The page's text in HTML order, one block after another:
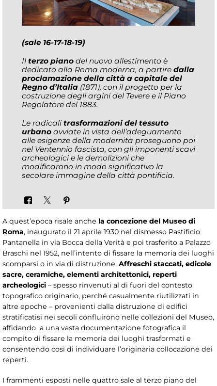
(sale 16-17-18-19)
Il terzo piano del nuovo allestimento è
dedicato alla Roma moderna, a partire dalla
proclamazione della città a capitale del
Regno d’Italia (1871), con il progetto per la
costruzione degli argini del Tevere e il Piano
Regolatore del 1883.
Le radicali trasformazioni del tessuto
urbano avviate in vista dell’adeguamento
alle esigenze della modernità proseguono poi
nel Ventennio fascista, con gli imponenti scavi
archeologici e le demolizioni che
modificarono in modo significativo la
secolare immagine della città pontificia.
A quest’epoca risale anche la concezione del Museo di
Roma, inaugurato il 21 aprile 1930 nel dismesso Pastificio
Pantanella in via Bocca della Verità e poi trasferito a Palazzo
Braschi nel 1952, nell’intento di fissare la memoria dei luoghi
scomparsi o in via di distruzione. Affreschi staccati, edicole
sacre, ceramiche, elementi architettonici, reperti
archeologici – spesso rinvenuti al di fuori del contesto
topografico originario, perché casualmente riutilizzati in
altre epoche – provenienti dalla distruzione di edifici
stratificatisi nei secoli confluirono nelle collezioni del Museo,
affidando a una vasta documentazione fotografica il
compito di fissare la memoria dei luoghi trasformati e
consentendo così di individuare l’originaria collocazione dei
reperti.
I frammenti esposti nelle quattro sale al terzo piano del